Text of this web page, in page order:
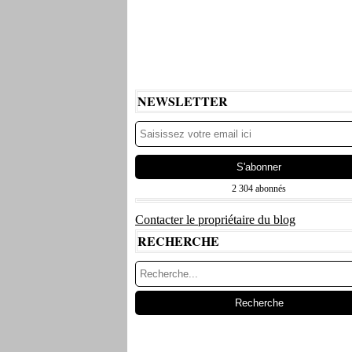
NEWSLETTER
2 304 abonnés
Contacter le propriétaire du blog
RECHERCHE